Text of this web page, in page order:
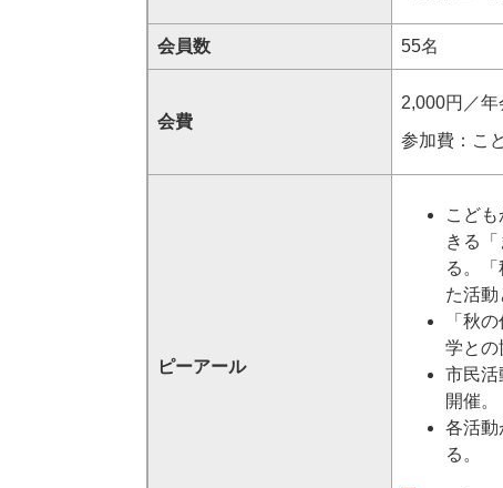
会員数 55名
会費
2,000円／年
参加費：こ
ピーアール
こど
きる
る。
た活動
「秋
学との
市民活
開催。
各活動
る。